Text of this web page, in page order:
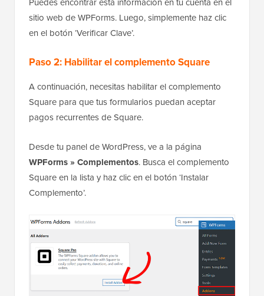
sitio web de WPForms. Luego, simplemente haz clic
en el botón ‘Verificar Clave’.
Paso 2: Habilitar el complemento Square
A continuación, necesitas habilitar el complemento
Square para que tus formularios puedan aceptar
pagos recurrentes de Square.
Desde tu panel de WordPress, ve a la página
WPForms » Complementos. Busca el complemento
Square en la lista y haz clic en el botón ‘Instalar
Complemento’.